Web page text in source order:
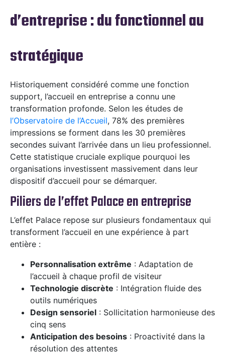
d’entreprise : du fonctionnel au
stratégique
Historiquement considéré comme une fonction
support, l’accueil en entreprise a connu une
transformation profonde. Selon les études de
l’Observatoire de l’Accueil, 78% des premières
impressions se forment dans les 30 premières
secondes suivant l’arrivée dans un lieu professionnel.
Cette statistique cruciale explique pourquoi les
organisations investissent massivement dans leur
dispositif d’accueil pour se démarquer.
Piliers de l’effet Palace en entreprise
L’effet Palace repose sur plusieurs fondamentaux qui
transforment l’accueil en une expérience à part
entière :
Personnalisation extrême : Adaptation de
l’accueil à chaque profil de visiteur
Technologie discrète : Intégration fluide des
outils numériques
Design sensoriel : Sollicitation harmonieuse des
cinq sens
Anticipation des besoins : Proactivité dans la
résolution des attentes